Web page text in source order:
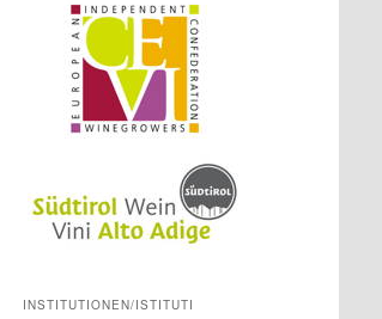
INSTITUTIONEN/ISTITUTI